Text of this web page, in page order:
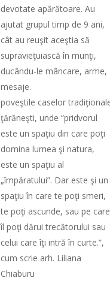
devotate apărătoare. Au
ajutat grupul timp de 9 ani,
cât au reuşit aceştia să
supravieţuiască în munţi,
ducându-le mâncare, arme,
mesaje.
poveştile caselor
ţărăneşti, unde “pridvorul
este un spaţiu din care poţi
domina lumea şi natura,
este un spaţiu al
„împăratului”. Dar este şi un
spaţiu în care te poţi smeri,
te poţi ascunde, sau pe care
îl poţi dărui trecătorului sau
celui care îţi intră în curte.”,
cum scrie arh. Liliana
Chiaburu